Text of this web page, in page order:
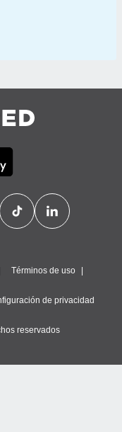
Términos de uso
de privacidad
reservados